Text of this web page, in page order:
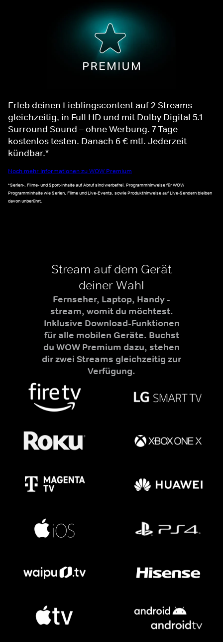
Erleb deinen Lieblingscontent auf 2 Streams
gleichzeitig, in Full HD und mit Dolby Digital 5.1
Surround Sound – ohne Werbung. 7 Tage
kostenlos testen. Danach 6 € mtl. Jederzeit
kündbar.*
Noch mehr Informationen zu WOW Premium
*Serien-, Filme- und Sport-Inhalte auf Abruf sind werbefrei. Programmhinweise für WOW
Programminhalte wie Serien, Filme und Live-Events, sowie Produkthinweise auf Live-Sendern bleiben
davon unberührt.
Stream auf dem Gerät
deiner Wahl
Fernseher, Laptop, Handy -
stream, womit du möchtest.
Inklusive Download-Funktionen
für alle mobilen Geräte. Buchst
du WOW Premium dazu, stehen
dir zwei Streams gleichzeitig zur
Verfügung.